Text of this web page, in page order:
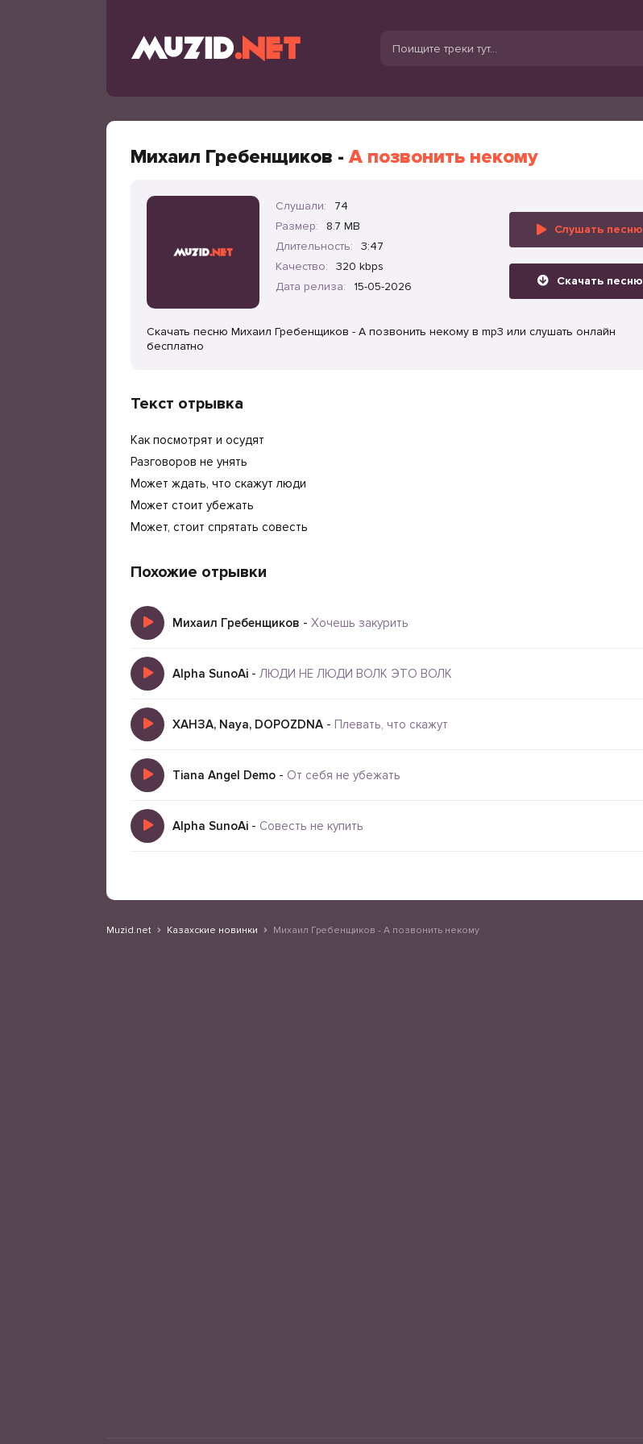
Михаил Гребенщиков - А позвонить некому
Слушали:
74
Размер:
8.7 MB
Длительность:
3:47
Качество:
320 kbps
Дата релиза:
15-05-2026
Слушать песню
Скачать песню
Скачать песню Михаил Гребенщиков - А позвонить некому в mp3 или слушать онлайн
бесплатно
Текст отрывка
Как посмотрят и осудят
Разговоров не унять
Может ждать, что скажут люди
Может стоит убежать
Может, стоит спрятать совесть
Похожие отрывки
Михаил Гребенщиков - Хочешь закурить
Alpha SunoAi - ЛЮДИ НЕ ЛЮДИ ВОЛК ЭТО ВОЛК
ХАНЗА, Naya, DOPOZDNA - Плевать, что скажут
Tiana Angel Demo - От себя не убежать
Alpha SunoAi - Совесть не купить
Muzid.net Казахские новинки Михаил Гребенщиков - А позвонить некому